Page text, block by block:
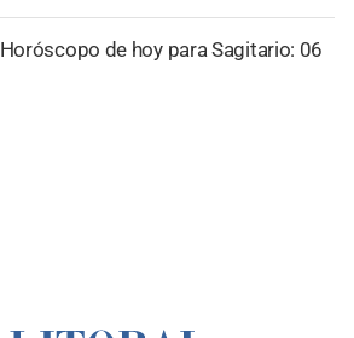
Horóscopo de hoy para Sagitario: 06